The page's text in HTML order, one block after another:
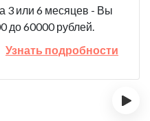
3 или 6 месяцев - Вы
до 60000 рублей.
Узнать подробности
›